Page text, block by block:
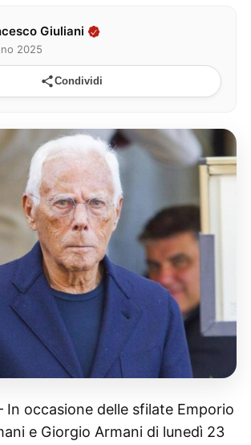
Giuliani
2025
Condividi
In occasione delle sfilate Emporio
e Giorgio Armani di lunedì 23